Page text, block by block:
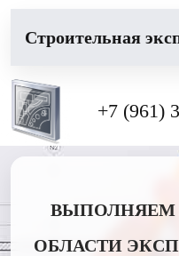
Cтроительная
+7 (961)
ВЫПОЛНЯЕМ
ОБЛАСТИ